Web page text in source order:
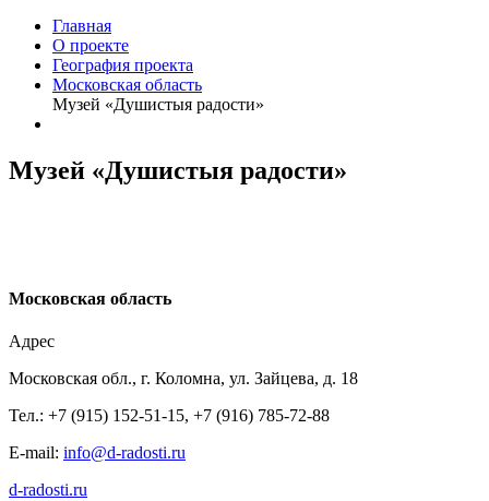
Главная
О проекте
География проекта
Московская область
Музей «Душистыя радости»
Музей «Душистыя радости»
Московская область
Адрес
Московская обл., г. Коломна, ул. Зайцева, д. 18
Тел.: +7 (915) 152-51-15, +7 (916) 785-72-88
Е-mail: info@d-radosti.ru
d-radosti.ru